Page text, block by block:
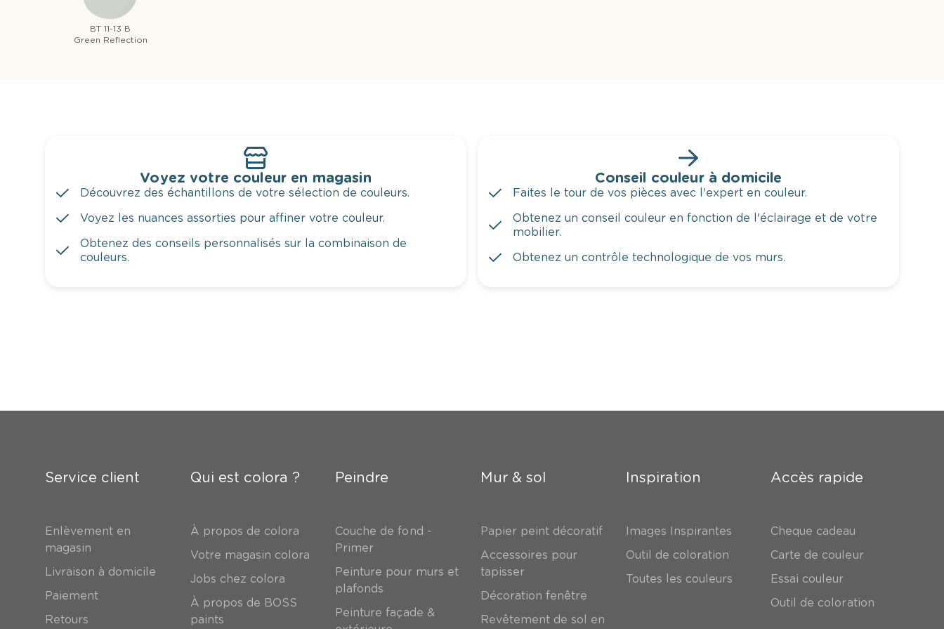
BT 11-13 B
Green Reflection
Voyez votre couleur en magasin
Découvrez des échantillons de votre sélection de couleurs.
Voyez les nuances assorties pour affiner votre couleur.
Obtenez des conseils personnalisés sur la combinaison de
couleurs.
Conseil couleur à domicile
Faites le tour de vos pièces avec l'expert en couleur.
Obtenez un conseil couleur en fonction de l'éclairage et de votre
mobilier.
Obtenez un contrôle technologique de vos murs.
Service client
Enlèvement en
magasin
Livraison à domicile
Paiement
Retours
Qui est colora ?
À propos de colora
Votre magasin colora
Jobs chez colora
À propos de BOSS
paints
Peindre
Couche de fond -
Primer
Peinture pour murs et
plafonds
Peinture façade &
Mur & sol
Papier peint décoratif
Accessoires pour
tapisser
Décoration fenêtre
Revêtement de sol en
Inspiration
Images Inspirantes
Outil de coloration
Toutes les couleurs
Accès rapide
Cheque cadeau
Carte de couleur
Essai couleur
Outil de coloration